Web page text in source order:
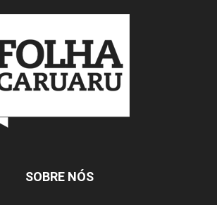
SOBRE NÓS